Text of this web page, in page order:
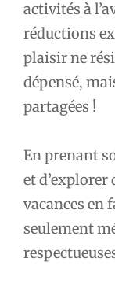
activités à
réductions
plaisir ne
dépensé,
partagées !
En prenant
et d’explorer
vacances en
seulement